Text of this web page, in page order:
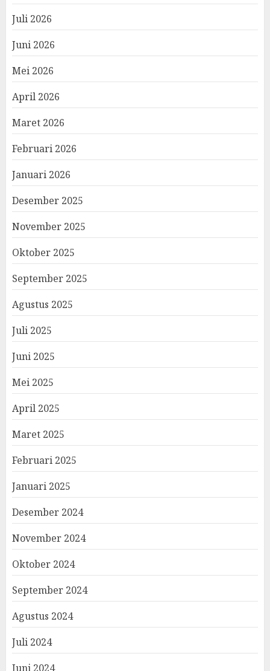
Juli 2026
Juni 2026
Mei 2026
April 2026
Maret 2026
Februari 2026
Januari 2026
Desember 2025
November 2025
Oktober 2025
September 2025
Agustus 2025
Juli 2025
Juni 2025
Mei 2025
April 2025
Maret 2025
Februari 2025
Januari 2025
Desember 2024
November 2024
Oktober 2024
September 2024
Agustus 2024
Juli 2024
Juni 2024